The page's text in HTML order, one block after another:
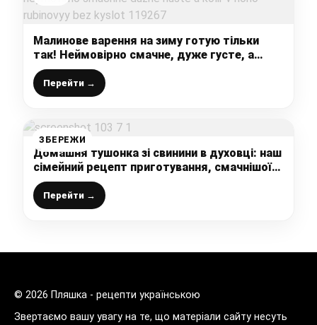
Малинове варення на зиму готую тільки
так! Неймовірно смачне, дуже густе, а
колір в нього рубіновий БЕЗ кислот
Перейти →
ЗБЕРЕЖИ
Домашня тушонка зі свинини в духовці: наш
сімейний рецепт приготування, смачнішої
не їла
Перейти →
© 2026 Пляшка - рецепти українською
Звертаємо вашу увагу на те, що матеріали сайту несуть